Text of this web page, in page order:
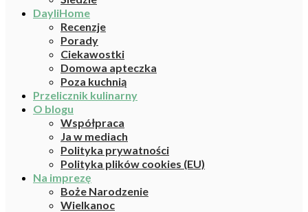
DayliHome
Recenzje
Porady
Ciekawostki
Domowa apteczka
Poza kuchnią
Przelicznik kulinarny
O blogu
Współpraca
Ja w mediach
Polityka prywatności
Polityka plików cookies (EU)
Na imprezę
Boże Narodzenie
Wielkanoc